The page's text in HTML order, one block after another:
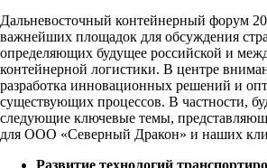
Дальневосточный контейнерный форум
важнейших площадок для обсуждения
определяющих будущее российской и
контейнерной логистики. В центре
разработка инновационных решений и
существующих процессов. В частности,
следующие ключевые темы,
для ООО «Северный Дракон» и наших